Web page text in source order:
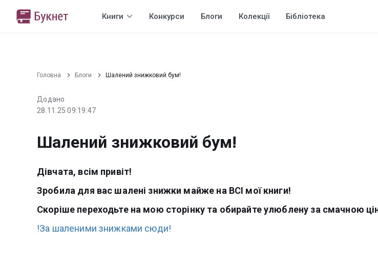
Книги Конкурси Блоги Колекції Бібліотека
Головна Блоги Шалений знижковий бум!
Додано
28.11.25 09:19:47
Шалений знижковий бум!
Дівчата, всім привіт!
Зробила для вас шалені знижки майже на ВСІ мої книги!
Скоріше переходьте на мою сторінку та обирайте улюблену за смачною
!За шаленими знижками сюди!